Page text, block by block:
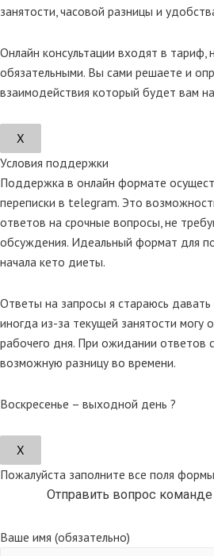
занятости, часовой разницы и
Онлайн консультации входят в тариф,
обязательными. Вы сами решаете и
взаимодействия который будет вам
Х
Условия поддержки
Поддержка в онлайн формате
переписки в telegram. Это
ответов на срочные вопросы, не
обсуждения. Идеальный формат для
начала кето диеты.
Ответы на запросы я стараюсь
иногда из-за текущей занятости могу
рабочего дня. При ожидании ответов
возможную разницу во времени.
Воскресенье – выходной день ?
Х
Пожалуйста заполните все поля
Отправить вопрос
Ваше имя (обязательно)